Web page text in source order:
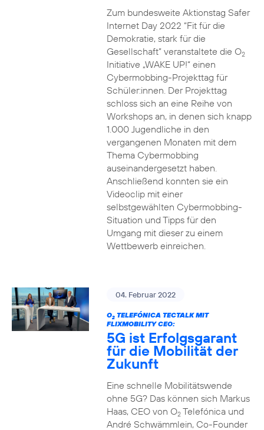
Zum bundesweite Aktionstag Safer
Internet Day 2022 “Fit für die
Demokratie, stark für die
Gesellschaft” veranstaltete die O2
Initiative „WAKE UP!“ einen
Cybermobbing-Projekttag für
Schüler:innen. Der Projekttag
schloss sich an eine Reihe von
Workshops an, in denen sich knapp
1.000 Jugendliche in den
vergangenen Monaten mit dem
Thema Cybermobbing
auseinandergesetzt haben.
Anschließend konnten sie ein
Videoclip mit einer
selbstgewählten Cybermobbing-
Situation und Tipps für den
Umgang mit dieser zu einem
Wettbewerb einreichen.
04. Februar 2022
O2TELEFÓNICA TECTALK MIT
FLIXMOBILITY CEO:
5G ist Erfolgsgarant
für die Mobilität der
Zukunft
Eine schnelle Mobilitätswende
ohne 5G? Das können sich Markus
Haas, CEO von O2Telefónica und
André Schwämmlein, Co-Founder